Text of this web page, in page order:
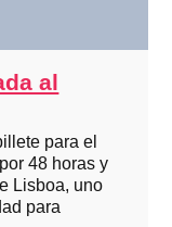
al
para el
48 horas y
Lisboa, uno
para